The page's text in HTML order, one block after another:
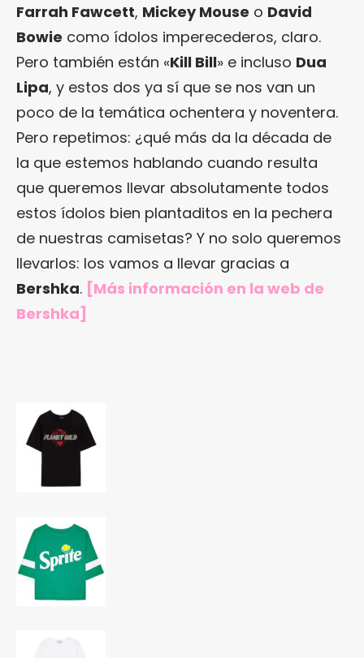
Farrah Fawcett, Mickey Mouse o David
Bowie como ídolos imperecederos, claro.
Pero también están «Kill Bill» e incluso Dua
Lipa, y estos dos ya sí que se nos van un
poco de la temática ochentera y noventera.
Pero repetimos: ¿qué más da la década de
la que estemos hablando cuando resulta
que queremos llevar absolutamente todos
estos ídolos bien plantaditos en la pechera
de nuestras camisetas? Y no solo queremos
llevarlos: los vamos a llevar gracias a
Bershka. [Más información en la web de
Bershka]